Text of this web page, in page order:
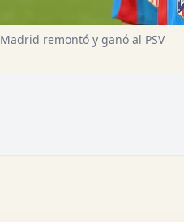
remontó y ganó al PSV